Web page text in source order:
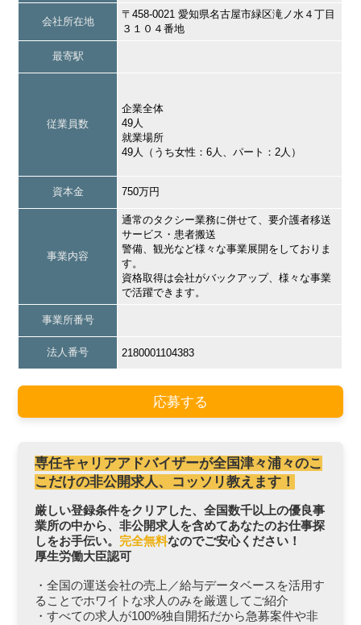
会社所在地
〒458-0021 愛知県名古屋市緑区滝ノ水４丁目
３１０４番地
最寄駅
従業員数
企業全体
49人
就業場所
49人（うち女性：6人、パート：2人）
資本金 750万円
事業内容
通常のタクシー業務に併せて、要介護者移送
サービス・患者搬送
警備、観光など様々な事業展開をしておりま
す。
資格取得は会社がバックアップ、様々な事業
で活躍できます。
事業所番号
法人番号 2180001104383
応募する
専任キャリアアドバイザーが全国津々浦々のこ
こだけの非公開求人、コッソリ教えます！
厳しい登録条件をクリアした、全国数千以上の優良事
業所の中から、非公開求人を含めてあなたのお仕事探
しをお手伝い。 完全無料なのでご安心ください！
厚生労働大臣認可
・全国の運送会社の売上／給与データベースを活用す
ることでホワイトな求人のみを厳選してご紹介
・すべての求人が100%独自開拓だから急募案件や非